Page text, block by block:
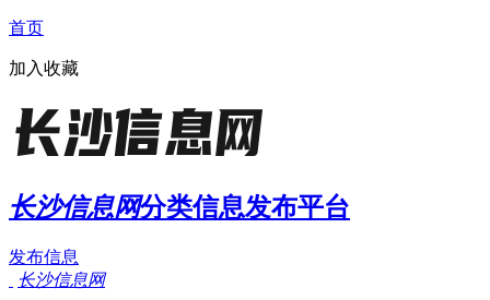
首页
加入收藏
长沙信息网分类信息发布平台
发布信息
长沙信息网